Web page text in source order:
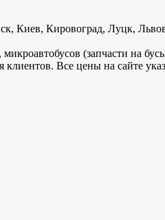
Киев, Кировоград, Луцк,
микроавтобусов (запчасти на
Все цены на сайте